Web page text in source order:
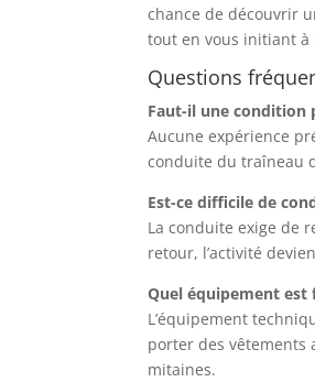
chance de découvrir
tout en vous initiant à
Questions
Faut-il une condition
Aucune expérience
conduite du traîneau
Est-ce difficile de
La conduite exige de
retour, l’activité
Quel équipement
L’équipement
porter des vêtements
mitaines.